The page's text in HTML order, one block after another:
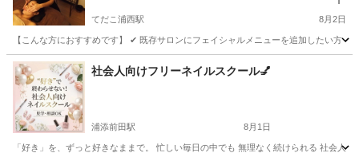
てだこ浦西駅 8月2日
【こんな方におすすめです】 ✔ 既存サロンにフェイシャルメニューを追加したい方
沖縄 中頭郡 てだこ浦西駅 エステ フェイシャル
社会人向けフリーネイルスクール💅
浦添前田駅 8月1日
「好き」を、ずっと好きなままで。 忙しい毎日の中でも 無理なく続けられる 社会